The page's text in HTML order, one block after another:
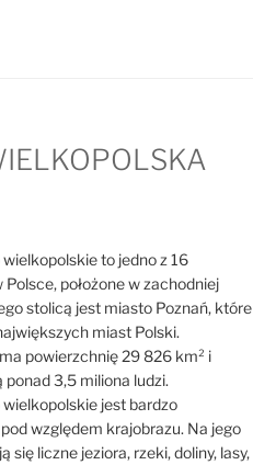
to jedno z 16
położone w zachodniej
stolicą jest miasto Poznań, które
miast Polski.
powierzchnię 29 826 km² i
ponad 3,5 miliona ludzi.
jest bardzo
względem krajobrazu. Na jego
się liczne jeziora, rzeki, doliny, lasy,